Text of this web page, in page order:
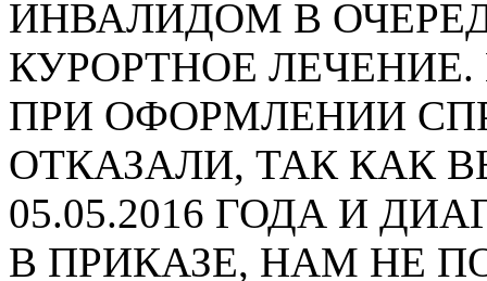
ИНВАЛИДОМ В
КУРОРТНОЕ
ПРИ ОФОРМЛЕНИИ
ОТКАЗАЛИ, ТАК КАК
05.05.2016 ГОДА И
В ПРИКАЗЕ, НАМ НЕ